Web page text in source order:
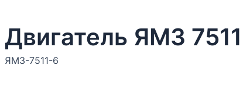
Двигатель ЯМЗ
ЯМЗ-7511-6